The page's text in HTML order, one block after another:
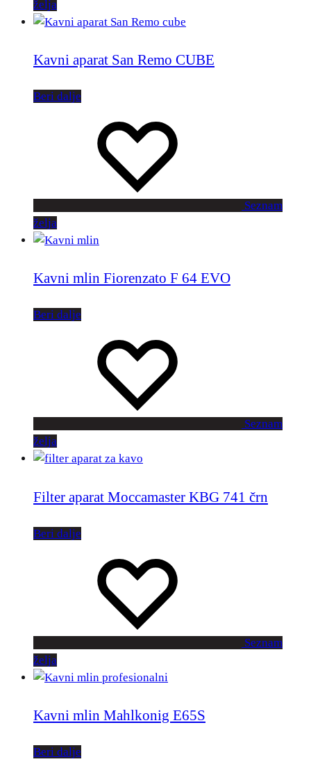
želja
Kavni aparat San Remo CUBE
Beri dalje
Seznam
želja
Kavni mlin Fiorenzato F 64 EVO
Beri dalje
Seznam
želja
Filter aparat Moccamaster KBG 741 črn
Beri dalje
Seznam
želja
Kavni mlin Mahlkonig E65S
Beri dalje